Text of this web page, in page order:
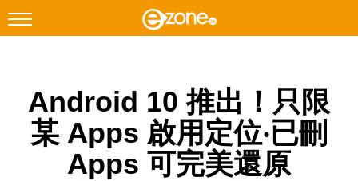
Facebook Instagram
科技焦點
Android 10 推出！只限
某 Apps 啟用定位‧已刪
Apps 可完美還原